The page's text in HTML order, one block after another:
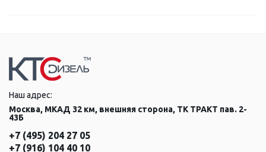
Наш адрес:
Москва, МКАД 32 км, внешняя сторона, ТК ТРАКТ пав. 2-
43Б
+7 (495) 204 27 05
+7 (916) 104 40 10